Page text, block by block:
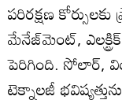
పరిరక్షణ
మేనేజ్‌మెంట్‌,
పెరిగింది. సోలార్‌,
టెక్నాలజీ